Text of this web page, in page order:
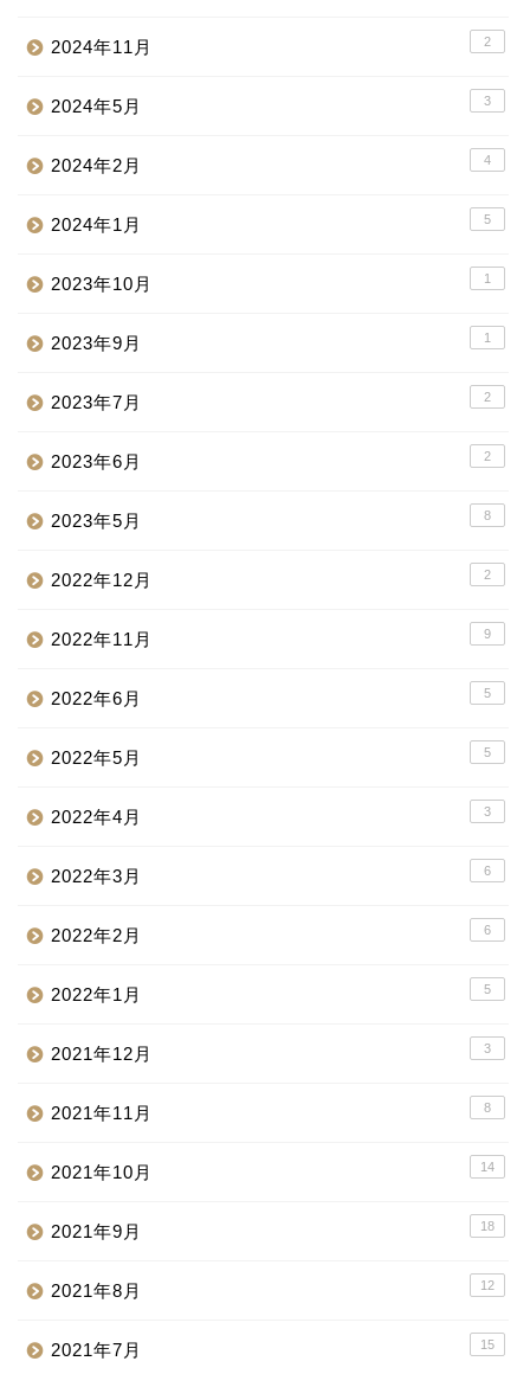
2024年11月 2
2024年5月 3
2024年2月 4
2024年1月 5
2023年10月 1
2023年9月 1
2023年7月 2
2023年6月 2
2023年5月 8
2022年12月 2
2022年11月 9
2022年6月 5
2022年5月 5
2022年4月 3
2022年3月 6
2022年2月 6
2022年1月 5
2021年12月 3
2021年11月 8
2021年10月 14
2021年9月 18
2021年8月 12
2021年7月 15